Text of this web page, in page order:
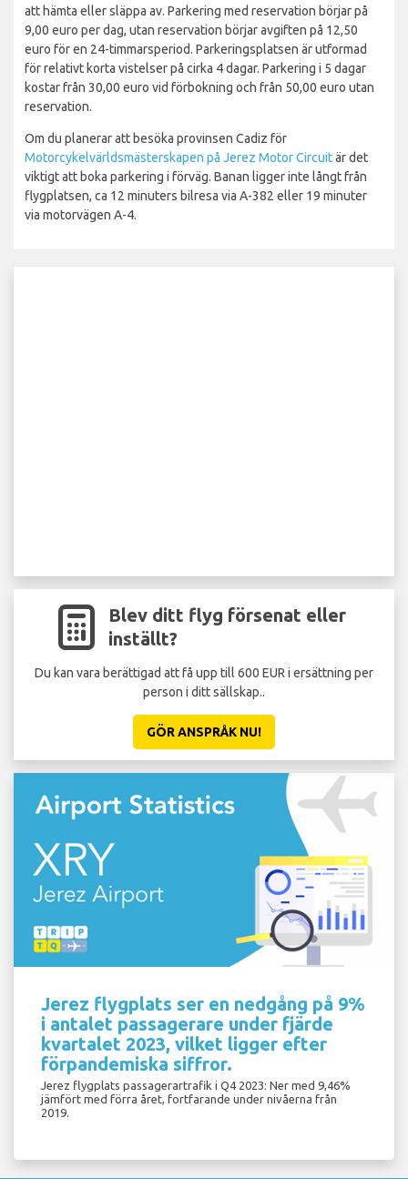
att hämta eller släppa av. Parkering med reservation börjar på
9,00 euro per dag, utan reservation börjar avgiften på 12,50
euro för en 24-timmarsperiod. Parkeringsplatsen är utformad
för relativt korta vistelser på cirka 4 dagar. Parkering i 5 dagar
kostar från 30,00 euro vid förbokning och från 50,00 euro utan
reservation.
Om du planerar att besöka provinsen Cadiz för
Motorcykelvärldsmästerskapen på Jerez Motor Circuitär det
viktigt att boka parkering i förväg. Banan ligger inte långt från
flygplatsen, ca 12 minuters bilresa via A-382 eller 19 minuter
via motorvägen A-4.
Blev ditt flyg försenat eller
inställt?
Du kan vara berättigad att få upp till 600 EUR i ersättning per
person i ditt sällskap..
GÖR ANSPRÅK NU!
Jerez flygplats ser en nedgång på 9%
i antalet passagerare under fjärde
kvartalet 2023, vilket ligger efter
förpandemiska siffror.
Jerez flygplats passagerartrafik i Q4 2023: Ner med 9,46%
jämfört med förra året, fortfarande under nivåerna från
2019.